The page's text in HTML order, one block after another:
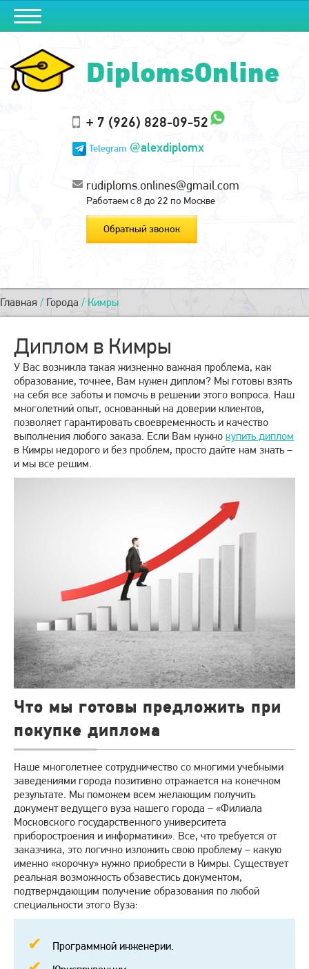
DiplomsOnline
+ 7 (926) 828-09-52
Telegram @alexdiplomx
rudiploms.onlines@gmail.com
Работаем с 8 до 22 по Москве
Обратный звонок
Главная / Города / Кимры
Диплом в Кимры
У Вас возникла такая жизненно важная проблема, как
образование, точнее, Вам нужен диплом? Мы готовы взять
на себя все заботы и помочь в решении этого вопроса. Наш
многолетний опыт, основанный на доверии клиентов,
позволяет гарантировать своевременность и качество
выполнения любого заказа. Если Вам нужно купить диплом
в Кимры недорого и без проблем, просто дайте нам знать –
и мы все решим.
Что мы готовы предложить при
покупке диплома
Наше многолетнее сотрудничество со многими учебными
заведениями города позитивно отражается на конечном
результате. Мы поможем всем желающим получить
документ ведущего вуза нашего города – «Филиала
Московского государственного университета
приборостроения и информатики». Все, что требуется от
заказчика, это логично изложить свою проблему – какую
именно «корочку» нужно приобрести в Кимры. Существует
реальная возможность обзавестись документом,
подтверждающим получение образования по любой
специальности этого Вуза:
Программной инженерии.